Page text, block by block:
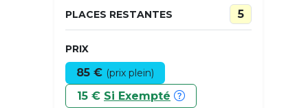
PLACES RESTANTES 5
PRIX
85 € (prix plein)
15 € Si Exempté